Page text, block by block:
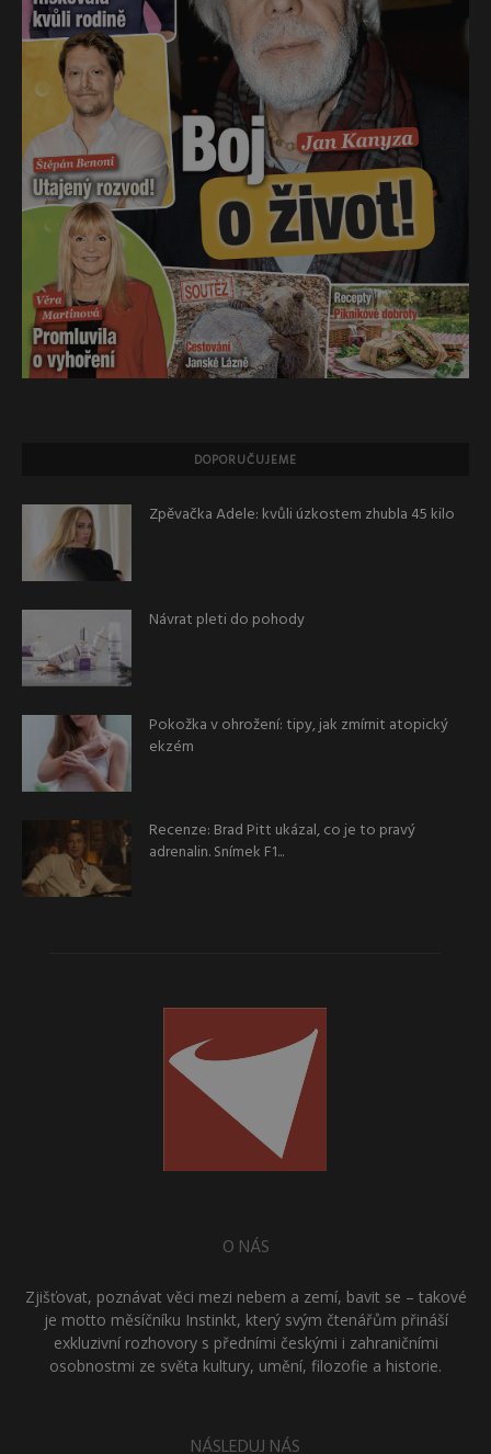
DOPORUČUJEME
Zpěvačka Adele: kvůli úzkostem zhubla 45 kilo
Návrat pleti do pohody
Pokožka v ohrožení: tipy, jak zmírnit atopický
ekzém
Recenze: Brad Pitt ukázal, co je to pravý
adrenalin. Snímek F1...
O NÁS
Zjišťovat, poznávat věci mezi nebem a zemí, bavit se – takové
je motto měsíčníku Instinkt, který svým čtenářům přináší
exkluzivní rozhovory s předními českými i zahraničními
osobnostmi ze světa kultury, umění, filozofie a historie.
NÁSLEDUJ NÁS